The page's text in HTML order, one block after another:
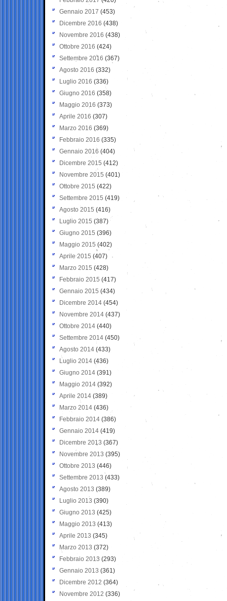
Gennaio 2017 (453)
Dicembre 2016 (438)
Novembre 2016 (438)
Ottobre 2016 (424)
Settembre 2016 (367)
Agosto 2016 (332)
Luglio 2016 (336)
Giugno 2016 (358)
Maggio 2016 (373)
Aprile 2016 (307)
Marzo 2016 (369)
Febbraio 2016 (335)
Gennaio 2016 (404)
Dicembre 2015 (412)
Novembre 2015 (401)
Ottobre 2015 (422)
Settembre 2015 (419)
Agosto 2015 (416)
Luglio 2015 (387)
Giugno 2015 (396)
Maggio 2015 (402)
Aprile 2015 (407)
Marzo 2015 (428)
Febbraio 2015 (417)
Gennaio 2015 (434)
Dicembre 2014 (454)
Novembre 2014 (437)
Ottobre 2014 (440)
Settembre 2014 (450)
Agosto 2014 (433)
Luglio 2014 (436)
Giugno 2014 (391)
Maggio 2014 (392)
Aprile 2014 (389)
Marzo 2014 (436)
Febbraio 2014 (386)
Gennaio 2014 (419)
Dicembre 2013 (367)
Novembre 2013 (395)
Ottobre 2013 (446)
Settembre 2013 (433)
Agosto 2013 (389)
Luglio 2013 (390)
Giugno 2013 (425)
Maggio 2013 (413)
Aprile 2013 (345)
Marzo 2013 (372)
Febbraio 2013 (293)
Gennaio 2013 (361)
Dicembre 2012 (364)
Novembre 2012 (336)